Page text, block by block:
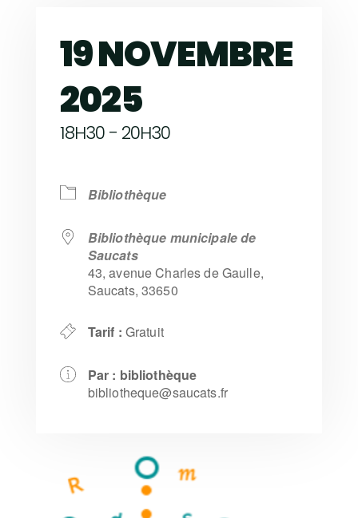
19 NOVEMBRE
2025
18H30 - 20H30
Bibliothèque
Bibliothèque municipale de
Saucats
43, avenue Charles de Gaulle,
Saucats, 33650
Tarif : Gratuit
Par : bibliothèque
bibliotheque@saucats.fr